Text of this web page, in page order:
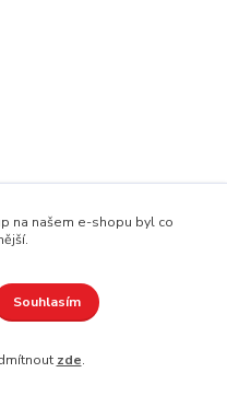
rychle.cz
na našem e-shopu byl co
Souhlasím
zde.